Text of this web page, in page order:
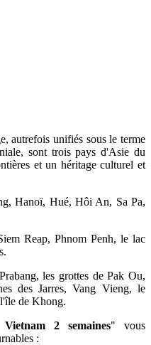
autrefois unifiés sous le terme
sont trois pays d'Asie du
et un héritage culturel et
Hanoï, Hué, Hôi An, Sa Pa,
Reap, Phnom Penh, le lac
les grottes de Pak Ou,
des Jarres, Vang Vieng, le
de Khong.
2 semaines" vous
: